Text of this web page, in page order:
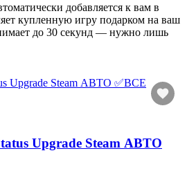
добавляется к вам в
купленную игру подарком на ваш
до 30 секунд — нужно лишь
Upgrade Steam АВТО